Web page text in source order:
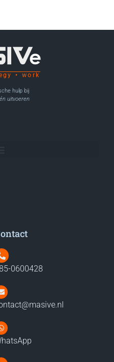
• work
hulp bij
uitvoeren
0600428